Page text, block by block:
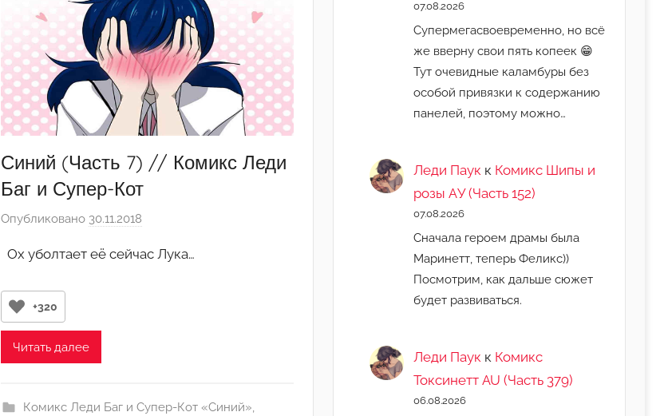
Синий (Часть 7) // Комикс Леди
Баг и Супер-Кот
Опубликовано 30.11.2018
т
т
Ох уболтает её сейчас Лука…
+320
Читать далее
Комикс Леди Баг и Супер-Кот «Синий»,
07.08.2026
Супермегасвоевременно, но всё
же вверну свои пять копеек 😁
Тут очевидные каламбуры без
особой привязки к содержанию
панелей, поэтому можно…
Леди Паук к Комикс Шипы и
розы АУ (Часть 152)
07.08.2026
Сначала героем драмы была
Маринетт, теперь Феликс))
Посмотрим, как дальше сюжет
будет развиваться.
Леди Паук к Комикс
Токсинетт AU (Часть 379)
06.08.2026